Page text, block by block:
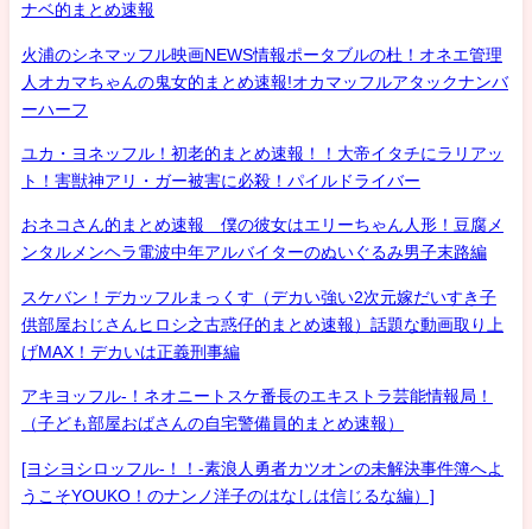
ナベ的まとめ速報
火浦のシネマッフル映画NEWS情報ポータブルの杜！オネエ管理
人オカマちゃんの鬼女的まとめ速報!オカマッフルアタックナンバ
ーハーフ
ユカ・ヨネッフル！初老的まとめ速報！！大帝イタチにラリアッ
ト！害獣神アリ・ガー被害に必殺！パイルドライバー
おネコさん的まとめ速報 僕の彼女はエリーちゃん人形！豆腐メ
ンタルメンヘラ電波中年アルバイターのぬいぐるみ男子末路編
スケバン！デカッフルまっくす（デカい強い2次元嫁だいすき子
供部屋おじさんヒロシ之古惑仔的まとめ速報）話題な動画取り上
げMAX！デカいは正義刑事編
アキヨッフル-！ネオニートスケ番長のエキストラ芸能情報局！
（子ども部屋おばさんの自宅警備員的まとめ速報）
[ヨシヨシロッフル-！！-素浪人勇者カツオンの未解決事件簿へよ
うこそYOUKO！のナンノ洋子のはなしは信じるな編）]